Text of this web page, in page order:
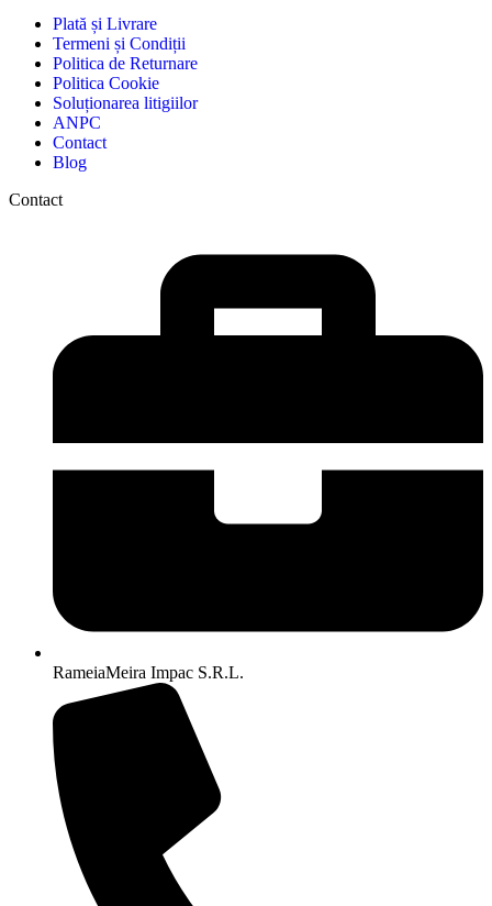
Plată și Livrare
Termeni și Condiții
Politica de Returnare
Politica Cookie
Soluționarea litigiilor
ANPC
Contact
Blog
Contact
RameiaMeira Impac S.R.L.